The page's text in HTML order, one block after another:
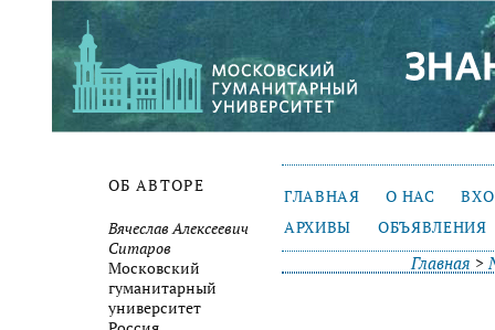
ОБ АВТОРЕ
Вячеслав Алексеевич
Ситаров
Московский
гуманитарный
университет
ГЛАВНАЯ О НАС
АРХИВЫ
ОБЪЯВЛЕНИЯ
Главная >